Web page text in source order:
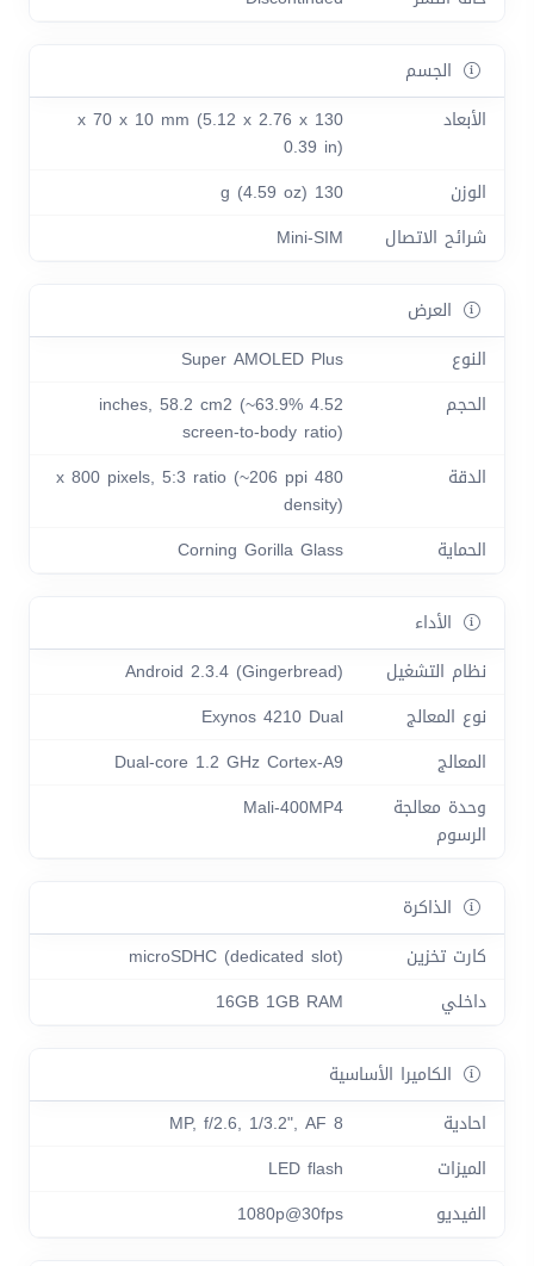
الجسم
الأبعاد
130 x 70 x 10 mm (5.12 x 2.76 x
0.39 in)
الوزن
130 g (4.59 oz)
شرائح الاتصال
Mini-SIM
العرض
النوع
Super AMOLED Plus
الحجم
4.52 inches, 58.2 cm2 (~63.9%
screen-to-body ratio)
الدقة
480 x 800 pixels, 5:3 ratio (~206 ppi
density)
الحماية
Corning Gorilla Glass
الأداء
نظام التشغيل
Android 2.3.4 (Gingerbread)
نوع المعالج
Exynos 4210 Dual
المعالج
Dual-core 1.2 GHz Cortex-A9
وحدة معالجة
الرسوم
Mali-400MP4
الذاكرة
كارت تخزين
microSDHC (dedicated slot)
داخلي
16GB 1GB RAM
الكاميرا الأساسية
احادية
8 MP, f/2.6, 1/3.2", AF
الميزات
LED flash
الفيديو
1080p@30fps